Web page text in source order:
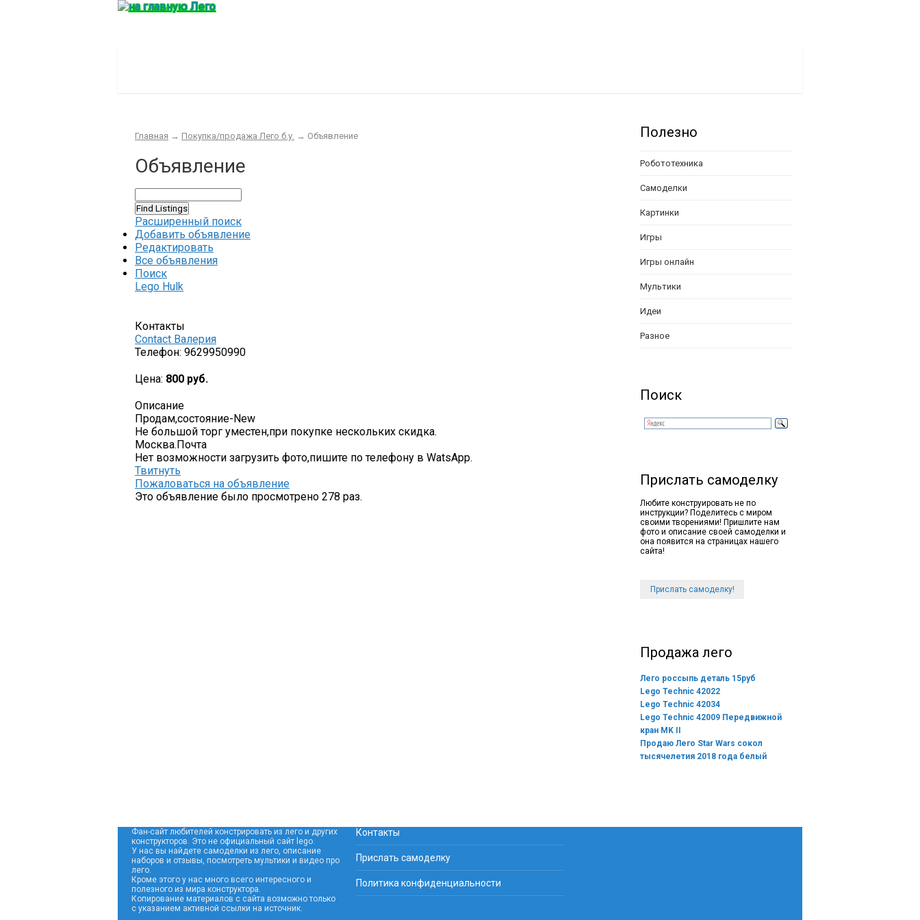
Главная → Покупка/продажа Лего б.у. → Объявление
Объявление
Расширенный поиск
Добавить объявление
Редактировать
Все объявления
Поиск
Lego Hulk
Контакты
Contact Валерия
Телефон: 9629950990
Цена: 800 руб.
Описание
Продам,состояние-New
Не большой торг уместен,при покупке нескольких скидка.
Москва.Почта
Нет возможности загрузить фото,пишите по телефону в WatsApp.
Твитнуть
Пожаловаться на объявление
Это объявление было просмотрено 278 раз.
Полезно
Робототехника
Самоделки
Картинки
Игры
Игры онлайн
Мультики
Идеи
Разное
Поиск
Прислать самоделку
Любите конструировать не по
инструкции? Поделитесь с миром
своими творениями! Пришлите нам
фото и описание своей самоделки и
она появится на страницах нашего
сайта!
Прислать самоделку!
Продажа лего
Лего россыпь деталь 15руб
Lego Technic 42022
Lego Technic 42034
Lego Technic 42009 Передвижной
кран MK II
Продаю Лего Star Wars сокол
тысячелетия 2018 года белый
Фан-сайт любителей констрировать из лего и других
конструкторов. Это не официальный сайт lego.
У нас вы найдете самоделки из лего, описание
наборов и отзывы, посмотреть мультики и видео про
лего.
Кроме этого у нас много всего интересного и
полезного из мира конструктора.
Копирование материалов с сайта возможно только
с указанием активной ссылки на источник.
Контакты
Прислать самоделку
Политика конфиденциальности